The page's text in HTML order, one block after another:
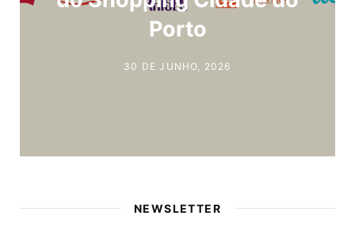
Edição
NEWSLETTER